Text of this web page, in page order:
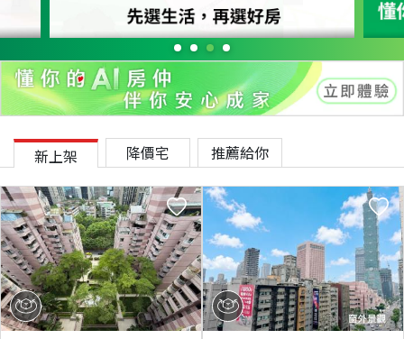
新上架 降價宅 推薦給你